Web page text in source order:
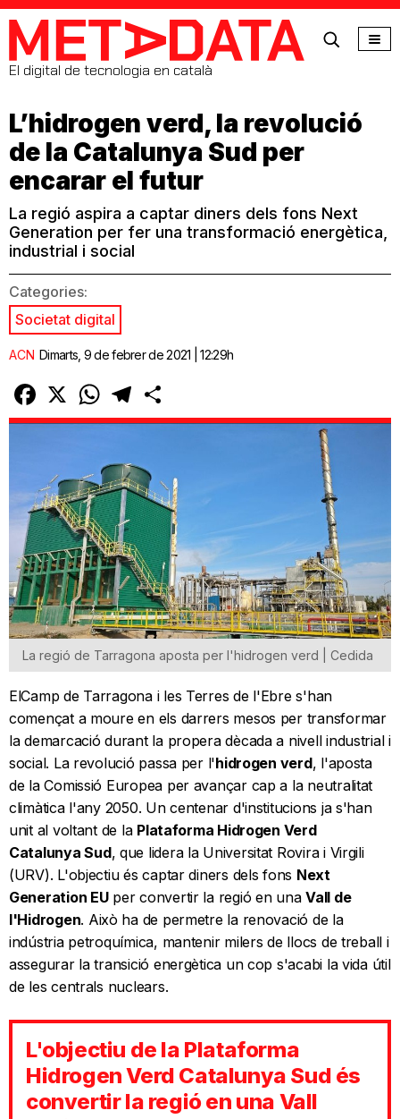
MetaData
El digital de tecnologia en català
L’hidrogen verd, la revolució
de la Catalunya Sud per
encarar el futur
La regió aspira a captar diners dels fons Next
Generation per fer una transformació energètica,
industrial i social
Categories:
Societat digital
ACN Dimarts, 9 de febrer de 2021 | 12:29h
Facebook
X WhatsAppTelegram
La regió de Tarragona aposta per l'hidrogen verd | Cedida
ElCamp de Tarragona i les Terres de l'Ebre s'han
començat a moure en els darrers mesos per transformar
la demarcació durant la propera dècada a nivell industrial i
social. La revolució passa per l'hidrogen verd, l'aposta
de la Comissió Europea per avançar cap a la neutralitat
climàtica l'any 2050. Un centenar d'institucions ja s'han
unit al voltant de la Plataforma Hidrogen Verd
Catalunya Sud, que lidera la Universitat Rovira i Virgili
(URV). L'objectiu és captar diners dels fons Next
Generation EUper convertir la regió en unaVall de
l'Hidrogen. Això ha de permetre la renovació de la
indústria petroquímica, mantenir milers de llocs de treball i
assegurar la transició energètica un cop s'acabi la vida útil
de les centrals nuclears.
L'objectiu de la Plataforma
Hidrogen Verd Catalunya Sud és
convertir la regió en una Vall